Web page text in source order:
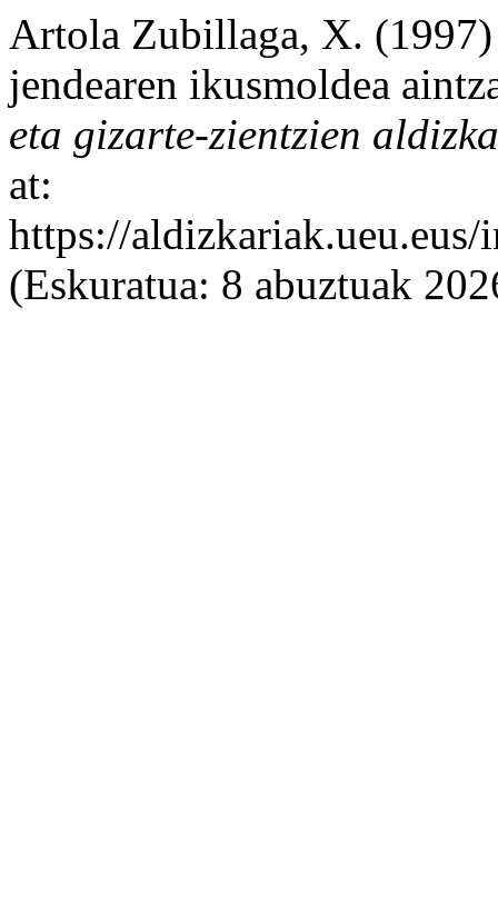
Artola Zubillaga, X.
jendearen ikusmoldea
eta gizarte-zientzien
at:
https://
(Eskuratua: 8 abuztuak